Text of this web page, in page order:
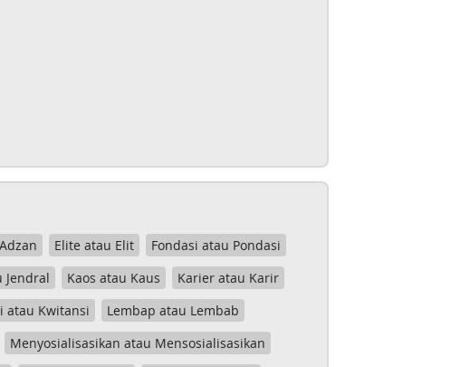
Elite atau Elit
Fondasi atau Pondasi
Jendral Kaos atau Kaus
Karier atau Karir
atau Kwitansi
Lembap atau Lembab
Menyosialisasikan atau Mensosialisasikan